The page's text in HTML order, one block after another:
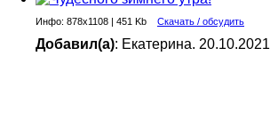
Инфо: 878х1108 | 451 Kb Скачать / обсудить
Добавил(а): Екатерина. 20.10.2021